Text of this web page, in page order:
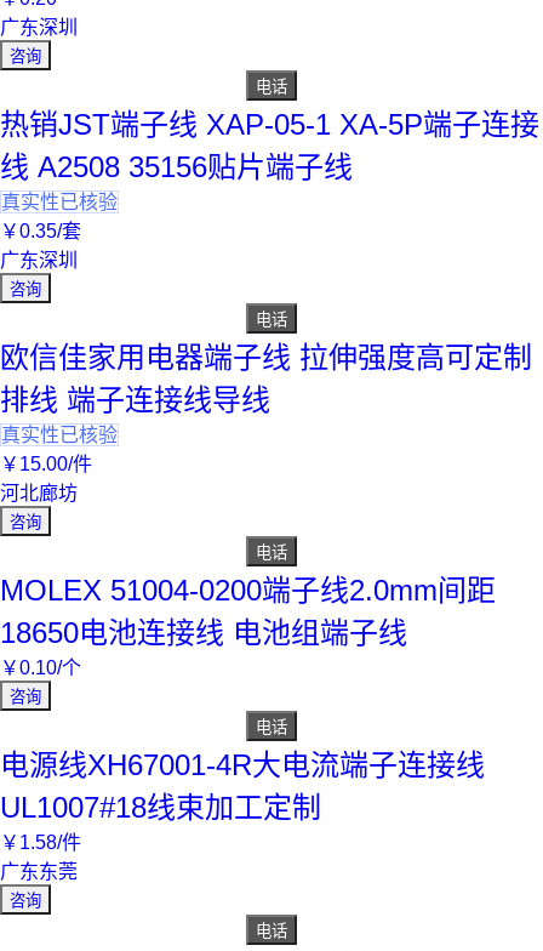
广东深圳
咨询
电话
热销JST端子线 XAP-05-1 XA-5P端子连接
线 A2508 35156贴片端子线
真实性已核验
￥0.35/套
广东深圳
咨询
电话
欧信佳家用电器端子线 拉伸强度高可定制
排线 端子连接线导线
真实性已核验
￥ 15.00/件
河北廊坊
咨询
电话
MOLEX 51004-0200端子线2.0mm间距
18650电池连接线 电池组端子线
￥0.10/个
咨询
电话
电源线XH67001-4R大电流端子连接线
UL1007#18线束加工定制
￥ 1.58/件
广东东莞
咨询
电话